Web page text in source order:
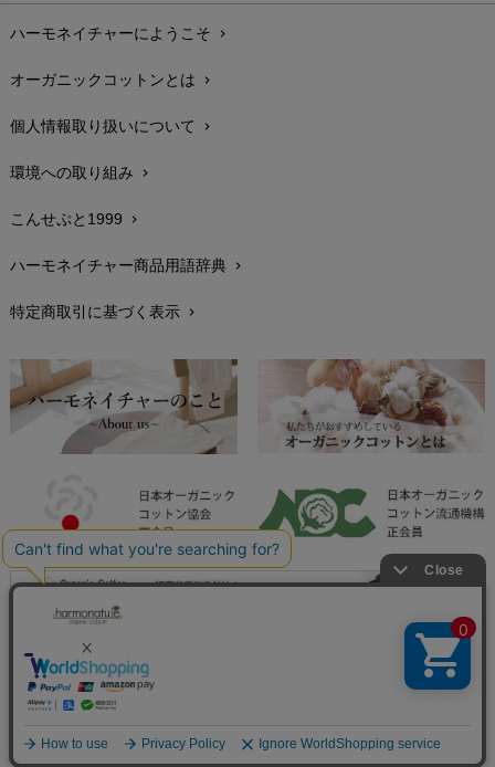
配送と送料chevron_right
在庫状況と発送予定chevron_right
サイズ・寸法chevron_right
生地・素材chevron_right
お手入れについて
レビューを書こうchevron_right
返品交換chevron_right
FAXでのご注文
お問い合わせchevron_right
ハーモネイチャーにようこそ chevron_right
オーガニックコットンとは chevron_right
個人情報取り扱いについて chevron_right
環境への取り組み chevron_right
こんせぷと1999 chevron_right
ハーモネイチャー商品用語辞典 chevron_right
特定商取引に基づく表示 chevron_right